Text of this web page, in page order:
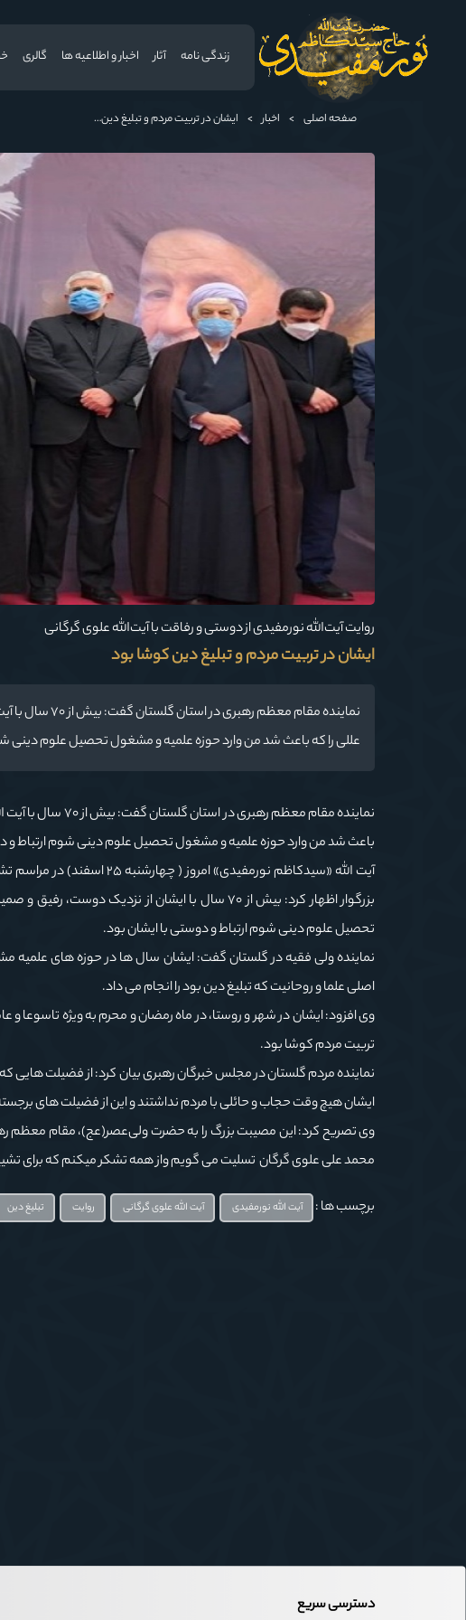
زندگی نامه آثار اخبار و اطلاعیه ها گالری
صفحه اصلی > اخبار > ایشان در تربیت مردم و تبلیغ دین کوشا بود
روایت آیت‌الله نورمفیدی از دوستی و رفاقت با آیت‌الله علوی گرگانی
ایشان در تربیت مردم و تبلیغ دین کوشا بود
نماینده مقام
عللی را که باعث شد من وارد حوزه علمیه و مشغول تحصیل علوم دینی
نماینده مقام
باعث شد من وارد حوزه علمیه و مشغول تحصیل علوم دینی شوم ارتباط و
آیت الله «سیدکاظم
بزرگوار اظهار کرد: بیش از ۷۰ سال با ایشان از
تحصیل علوم دینی شوم ارتباط و دوستی با ایشان بود.
نماینده ولی فقیه در گلستان گفت: ایشان سال ها در حوزه های علمیه
اصلی علما و روحانیت که تبلیغ دین بود را انجام می داد.
وی افزود: ایشان در شهر و روستا، در ماه رمضان و محرم به ویژه
تربیت مردم کوشا بود.
نماینده مردم گلستان در مجلس خبرگان رهبری بیان کرد: از فضیلت هایی
ایشان هیچ وقت حجاب و حائلی با مردم نداشتند و این از فضیلت های
وی تصریح کرد‌: این مصیبت بزرگ را به حضرت ولی‌عصر(عج)‌، مقام معظم
محمد علی علوی گرگان تسلیت می گویم واز همه تشکر میکنم که برای
برچسب ها : آیت الله نورمفیدی آیت الله علوی گرگانی روایت تبلیغ دین
دسترسی سریع